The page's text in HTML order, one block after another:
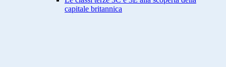
capitale britannica